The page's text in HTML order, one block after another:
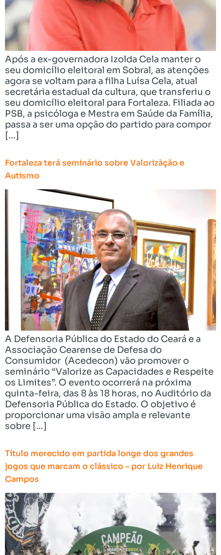
Após a ex-governadora Izolda Cela manter o
seu domicílio eleitoral em Sobral, as atenções
agora se voltam para a filha Luísa Cela, atual
secretária estadual da cultura, que transferiu o
seu domicílio eleitoral para Fortaleza. Filiada ao
PSB, a psicóloga e Mestra em Saúde da Família,
passa a ser uma opção do partido para compor
[…]
Fortaleza terá seminário sobre Valorizãção e
Autismo
A Defensoria Pública do Estado do Ceará e a
Associação Cearense de Defesa do
Consumidor (Acedecon) vão promover o
seminário “Valorize as Capacidades e Respeite
os Limites”. O evento ocorrerá na próxima
quinta-feira, das 8 às 18 horas, no Auditório da
Defensoria Pública do Estado. O objetivo é
proporcionar uma visão ampla e relevante
sobre […]
Título merecido em partida longe dos grandes
jogos que marcam o clássico – por Luiz Henrique
Campos